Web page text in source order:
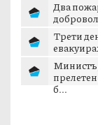
Два
Трети
б...